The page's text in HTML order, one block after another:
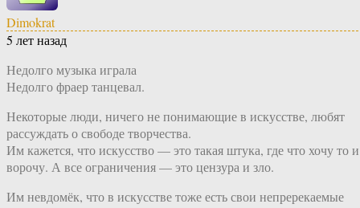
Dimokrat
5 лет назад
Недолго музыка играла
Недолго фраер танцевал.
Некоторые люди, ничего не понимающие в искусстве, любят
рассуждать о свободе творчества.
Им кажется, что искусство — это такая штука, где что хочу то и
ворочу. А все ограничения — это цензура и зло.
Им невдомёк, что в искусстве тоже есть свои непререкаемые